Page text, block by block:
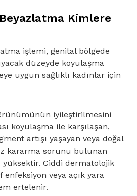
Kimlere
işlemi, genital bölgede
düzeyde koyulaşma
uygun sağlıklı kadınlar için
iyileştirilmesini
koyulaşma ile karşılaşan,
artışı yaşayan veya doğal
kararma sorunu bulunan
yüksektir. Ciddi dermatolojik
enfeksiyon veya açık yara
ertelenir.